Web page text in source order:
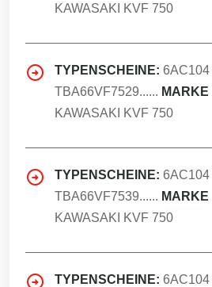
KAWASAKI KVF 750
TYPENSCHEINE: 6AC104
TBA66VF7529......
KAWASAKI KVF 750
TYPENSCHEINE: 6AC104
TBA66VF7539......
KAWASAKI KVF 750
TYPENSCHEINE: 6AC104